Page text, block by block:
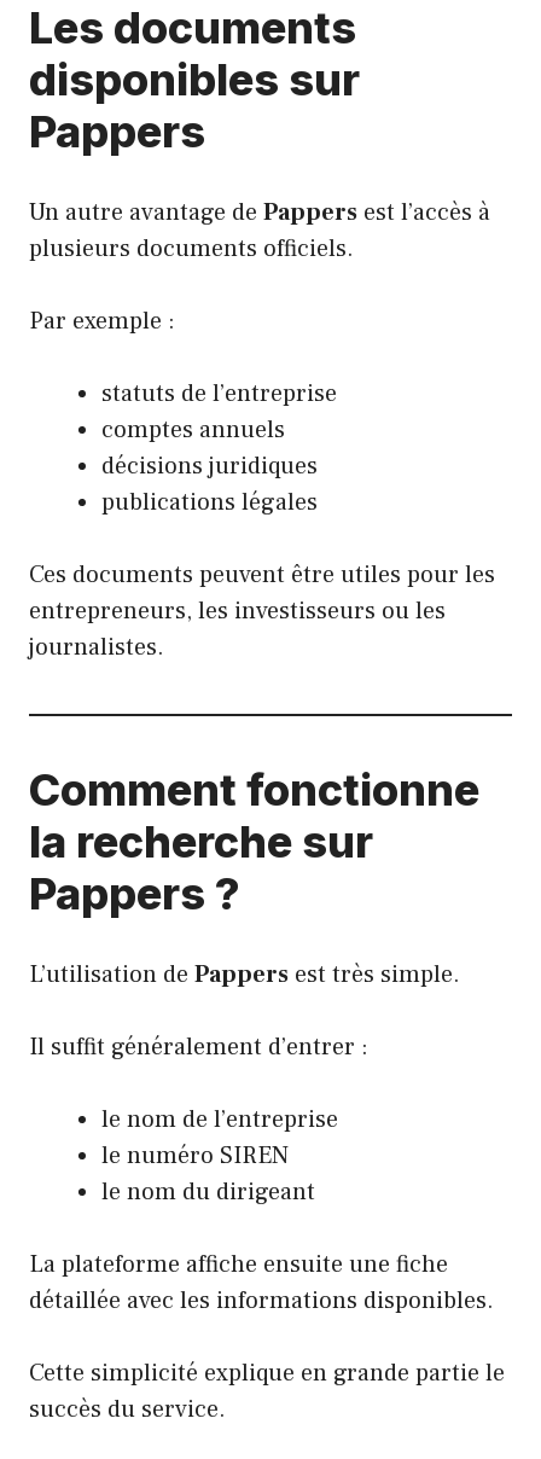
Les documents
disponibles sur
Pappers
Un autre avantage de Pappers est l’accès à
plusieurs documents officiels.
Par exemple :
statuts de l’entreprise
comptes annuels
décisions juridiques
publications légales
Ces documents peuvent être utiles pour les
entrepreneurs, les investisseurs ou les
journalistes.
Comment fonctionne
la recherche sur
Pappers ?
L’utilisation de Pappers est très simple.
Il suffit généralement d’entrer :
le nom de l’entreprise
le numéro SIREN
le nom du dirigeant
La plateforme affiche ensuite une fiche
détaillée avec les informations disponibles.
Cette simplicité explique en grande partie le
succès du service.